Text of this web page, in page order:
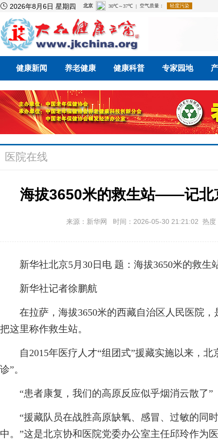
 2026年8月6日 星期四
健康新闻 养老健康 健康科普 专家园地
医院在线
海拔3650米的救生站——记北
来源：新华网 时间：2026-05-30 21:21:02 热
新华社北京5月30日电 题：海拔3650米的救
新华社记者徐鹏航
在拉萨，海拔3650米的西藏自治区人民医院
把这里称作救生站。
自2015年医疗人才“组团式”援藏实施以来，北
诊”。
“患者康复，我们的高原反应似乎烟消云散了”
“援藏队员在战胜高原缺氧、感冒、过敏的同
中。”这是北京协和医院党委办公室主任邱玲作为